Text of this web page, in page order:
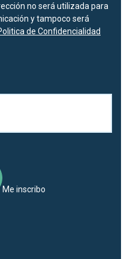
no será utilizada para
y tampoco será
de Confidencialidad
Me inscribo